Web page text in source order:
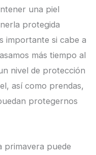
una piel
protegida
importante si cabe a
más tiempo al
nivel de protección
así como prendas,
protegernos
primavera puede